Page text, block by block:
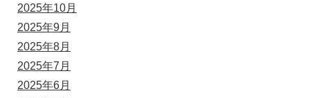
2025年10月
2025年9月
2025年8月
2025年7月
2025年6月